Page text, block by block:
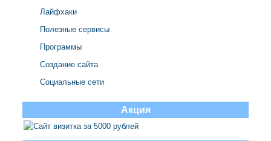
Лайфхаки
Полезные сервисы
Программы
Создание сайта
Социальные сети
Акция